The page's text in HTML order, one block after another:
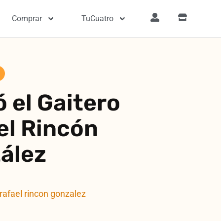
Comprar TuCuatro
el Gaitero
Rincón
rincon gonzalez